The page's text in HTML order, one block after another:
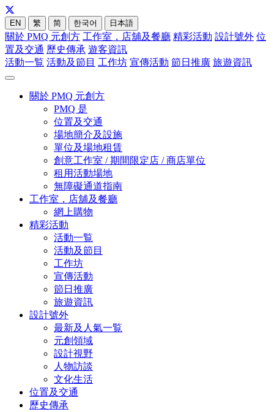
EN 繁 简 한국어 日本語
關於 PMQ 元創方 工作室，店舖及餐廳 精彩活動 設計號外 位
置及交通 歷史傳承 遊客資訊
活動一覧 活動及節目 工作坊 宣傳活動 節日推廣 旅遊資訊
關於 PMQ 元創方
PMQ 是
位置及交通
場地簡介及設施
單位及場地租賃
創意工作室 / 期間限定店 / 商店單位
租用活動場地
無障礙通道指南
工作室，店舖及餐廳
網上購物
精彩活動
活動一覧
活動及節目
工作坊
宣傳活動
節日推廣
旅遊資訊
設計號外
最新及人氣一覧
元創領域
設計視野
人物訪談
文化生活
位置及交通
歷史傳承